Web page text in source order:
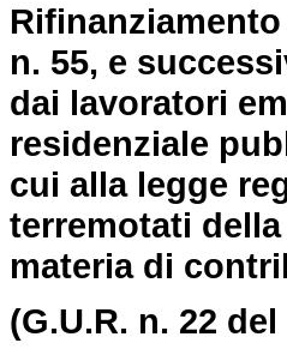
n. 55, e
dai lavoratori
residenziale
cui alla legge
terremotati
materia di
(G.U.R. n. 22